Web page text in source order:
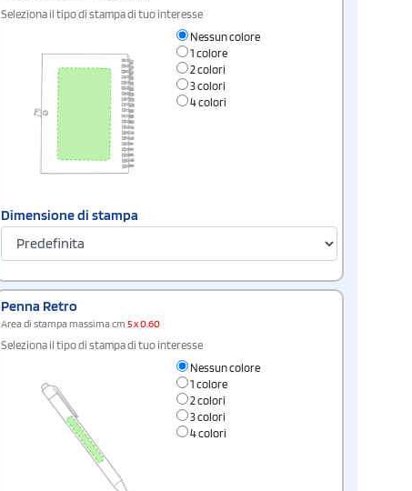
Seleziona il tipo di stampa di tuo interesse
Nessun colore
1 colore
2 colori
3 colori
4 colori
Dimensione di stampa
Penna Retro
Area di stampa massima cm 5 x 0.60
Seleziona il tipo di stampa di tuo interesse
Nessun colore
1 colore
2 colori
3 colori
4 colori